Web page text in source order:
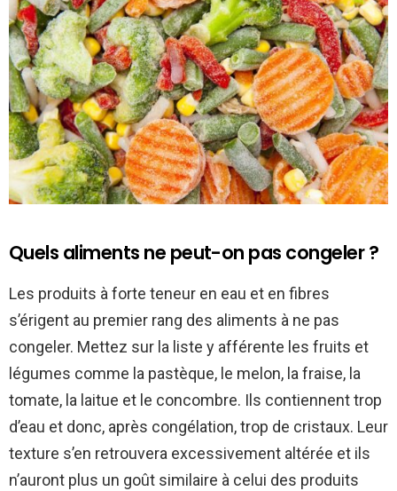
Quels aliments ne peut-on pas congeler ?
Les produits à forte teneur en eau et en fibres
s’érigent au premier rang des aliments à ne pas
congeler. Mettez sur la liste y afférente les fruits et
légumes comme la pastèque, le melon, la fraise, la
tomate, la laitue et le concombre. Ils contiennent trop
d’eau et donc, après congélation, trop de cristaux. Leur
texture s’en retrouvera excessivement altérée et ils
n’auront plus un goût similaire à celui des produits